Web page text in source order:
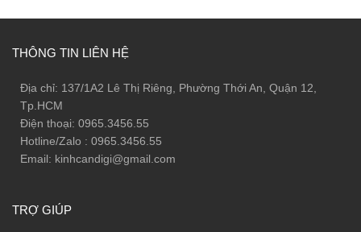
THÔNG TIN LIÊN HỆ
Địa chỉ: 137/1A2 Lê Thị Riêng, Phường Thới An, Quận 12,
Tp.HCM
Điện thoại: 0965.3456.55
Hotline/Zalo : 0965.3456.55
Email: kinhcandigi@gmail.com
TRỢ GIÚP